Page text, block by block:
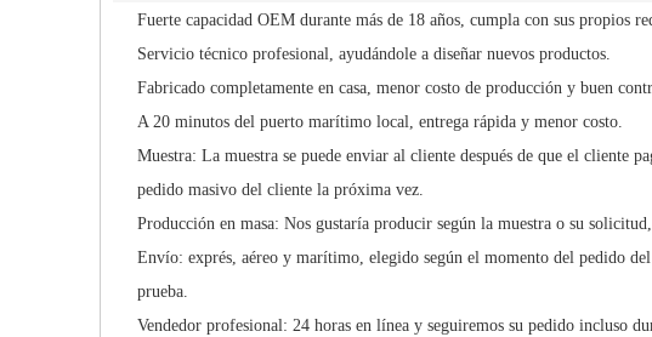
Fuerte capacidad OEM durante más de 18 años, cumpla con sus propios
Servicio técnico profesional, ayudándole a diseñar nuevos productos.
Fabricado completamente en casa, menor costo de producción y buen
A 20 minutos del puerto marítimo local, entrega rápida y menor costo.
Muestra: La muestra se puede enviar al cliente después de que el cliente
pedido masivo del cliente la próxima vez.
Producción en masa: Nos gustaría producir según la muestra o su
Envío: exprés, aéreo y marítimo, elegido según el momento del pedido
prueba.
Vendedor profesional: 24 horas en línea y seguiremos su pedido incluso